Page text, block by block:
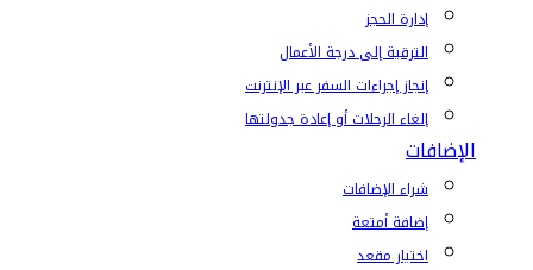
إدارة الحجز
الترقية إلى درجة الأعمال
إنجاز إجراءات السفر عبر الإنترنت
إلغاء الرحلات أو إعادة جدولتها
الإضافات
شراء الإضافات
إضافة أمتعة
اختيار مقعد